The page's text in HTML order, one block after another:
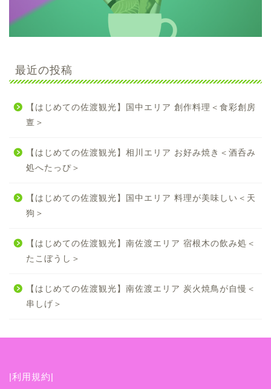
最近の投稿
【はじめての佐渡観光】国中エリア 創作料理＜食彩創房
亶＞
【はじめての佐渡観光】相川エリア お好み焼き＜酒呑み
処へたっぴ＞
【はじめての佐渡観光】国中エリア 料理が美味しい＜天
狗＞
【はじめての佐渡観光】南佐渡エリア 宿根木の飲み処＜
たこぼうし＞
【はじめての佐渡観光】南佐渡エリア 炭火焼鳥が自慢＜
串しげ＞
|利用規約|